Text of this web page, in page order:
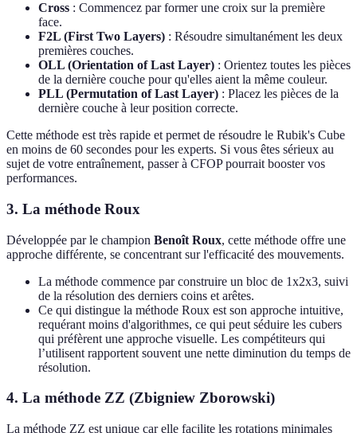
Cross : Commencez par former une croix sur la première
face.
F2L (First Two Layers) : Résoudre simultanément les deux
premières couches.
OLL (Orientation of Last Layer) : Orientez toutes les pièces
de la dernière couche pour qu'elles aient la même couleur.
PLL (Permutation of Last Layer) : Placez les pièces de la
dernière couche à leur position correcte.
Cette méthode est très rapide et permet de résoudre le Rubik's Cube
en moins de 60 secondes pour les experts. Si vous êtes sérieux au
sujet de votre entraînement, passer à CFOP pourrait booster vos
performances.
3. La méthode Roux
Développée par le champion Benoît Roux, cette méthode offre une
approche différente, se concentrant sur l'efficacité des mouvements.
La méthode commence par construire un bloc de 1x2x3, suivi
de la résolution des derniers coins et arêtes.
Ce qui distingue la méthode Roux est son approche intuitive,
requérant moins d'algorithmes, ce qui peut séduire les cubers
qui préfèrent une approche visuelle. Les compétiteurs qui
l’utilisent rapportent souvent une nette diminution du temps de
résolution.
4. La méthode ZZ (Zbigniew Zborowski)
La méthode ZZ est unique car elle facilite les rotations minimales